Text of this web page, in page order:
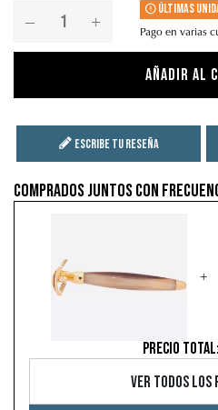
Últimas
Pago en varias
Añadir al
Escribe tu reseña
Comprados juntos con
+
PRECIO TOTAL:
Ver todos los